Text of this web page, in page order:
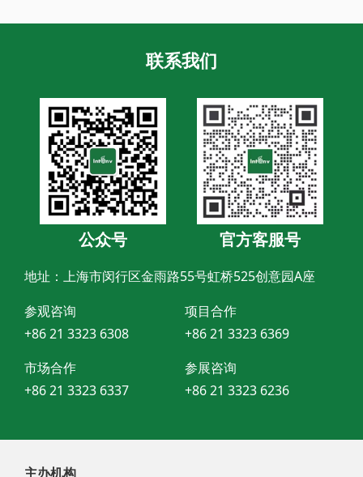
联系我们
公众号 官方客服号
地址：上海市闵行区金雨路55号虹桥525创意园A座
参观咨询
+86 21 3323 6308
项目合作
+86 21 3323 6369
市场合作
+86 21 3323 6337
参展咨询
+86 21 3323 6236
主办机构